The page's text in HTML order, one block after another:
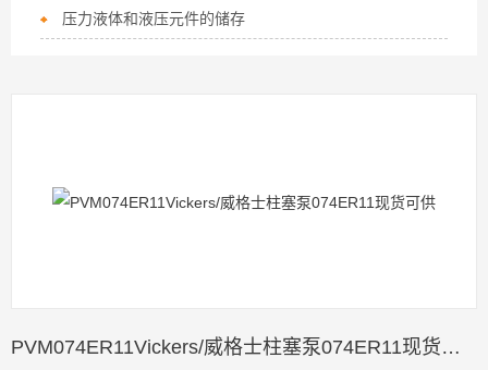
压力液体和液压元件的储存
PVM074ER11Vickers/威格士柱塞泵074ER11现货可供